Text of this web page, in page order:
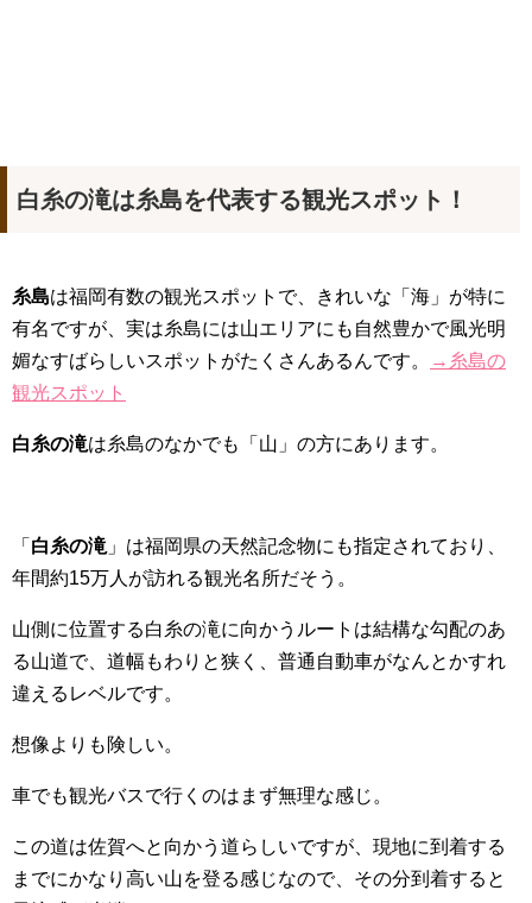
白糸の滝は糸島を代表する観光スポット！
糸島は福岡有数の観光スポットで、きれいな「海」が特に
有名ですが、実は糸島には山エリアにも自然豊かで風光明
媚なすばらしいスポットがたくさんあるんです。
→糸島の
観光スポット
白糸の滝は糸島のなかでも「山」の方にあります。
「 白糸の滝 」は福岡県の天然記念物にも指定されており、
年間約15万人が訪れる観光名所だそう。
山側に位置する白糸の滝に向かうルートは結構な勾配のあ
る山道で、道幅もわりと狭く、普通自動車がなんとかすれ
違えるレベルです。
想像よりも険しい。
車でも観光バスで行くのはまず無理な感じ。
この道は佐賀へと向かう道らしいですが、現地に到着する
までにかなり高い山を登る感じなので、その分到着すると